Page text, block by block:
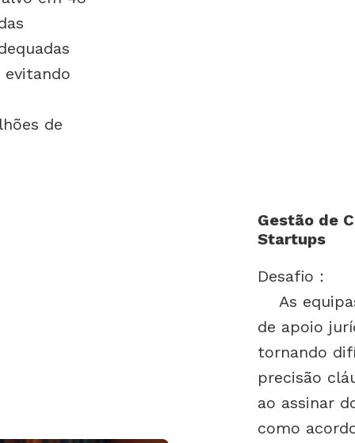
evitando
de
Gestão de
Startups
Desafio ：
As
de apoio
tornando
precisão
ao assinar
como